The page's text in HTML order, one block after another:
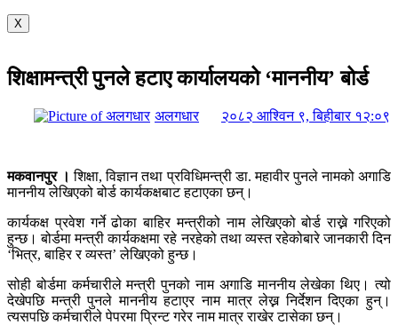
X
शिक्षामन्त्री पुनले हटाए कार्यालयको ‘माननीय’ बोर्ड
अलगधार २०८२ आश्विन ९, बिहीबार १२:०९
मकवानपुर । शिक्षा, विज्ञान तथा प्रविधिमन्त्री डा. महावीर पुनले नामको अगाडि
माननीय लेखिएको बोर्ड कार्यकक्षबाट हटाएका छन्।
कार्यकक्ष प्रवेश गर्ने ढोका बाहिर मन्त्रीको नाम लेखिएको बोर्ड राख्ने गरिएको
हुन्छ। बोर्डमा मन्त्री कार्यकक्षमा रहे नरहेको तथा व्यस्त रहेकोबारे जानकारी दिन
‘भित्र, बाहिर र व्यस्त’ लेखिएको हुन्छ।
सोही बोर्डमा कर्मचारीले मन्त्री पुनको नाम अगाडि माननीय लेखेका थिए। त्यो
देखेपछि मन्त्री पुनले माननीय हटाएर नाम मात्र लेख्न निर्देशन दिएका हुन्।
त्यसपछि कर्मचारीले पेपरमा प्रिन्ट गरेर नाम मात्र राखेर टासेका छन्।